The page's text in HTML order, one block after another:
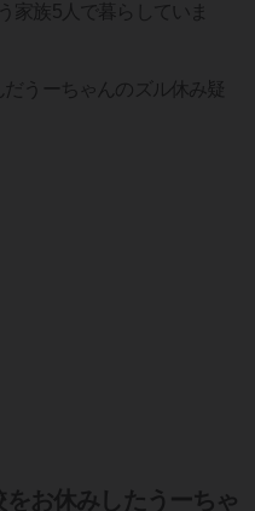
家族5人で暮らしていま
うーちゃんのズル休み疑
お休みしたうーちゃ